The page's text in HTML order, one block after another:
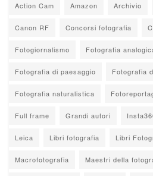
Action Cam Amazon Archivio
Canon RF Concorsi fotografia
Fotogiornalismo Fotografia
Fotografia di paesaggio Fotografia
Fotografia naturalistica
Full frame Grandi autori
Leica Libri fotografia Libri
Macrofotografia Maestri della